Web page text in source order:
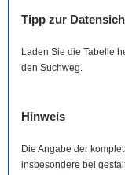
Tipp zur
Laden Sie die Tabelle
den Suchweg.
Hinweis
Die Angabe der
insbesondere bei